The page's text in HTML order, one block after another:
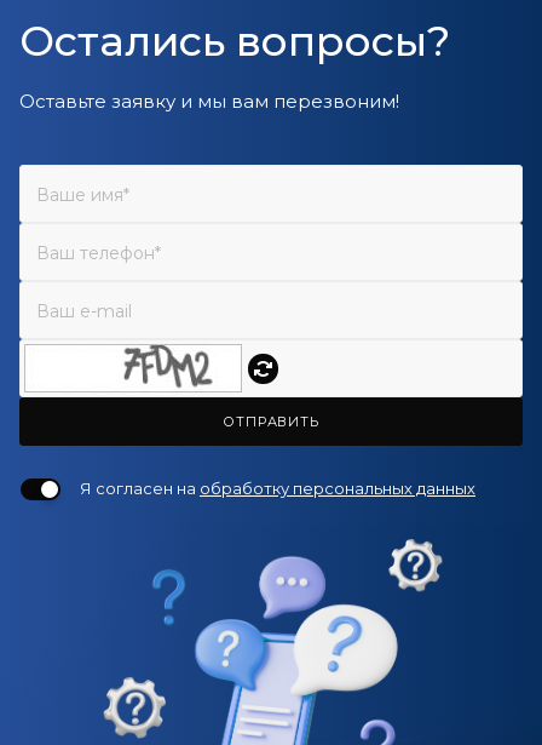
Остались вопросы?
Оставьте заявку и мы вам перезвоним!
ОТПРАВИТЬ
Я согласен на обработку персональных данных